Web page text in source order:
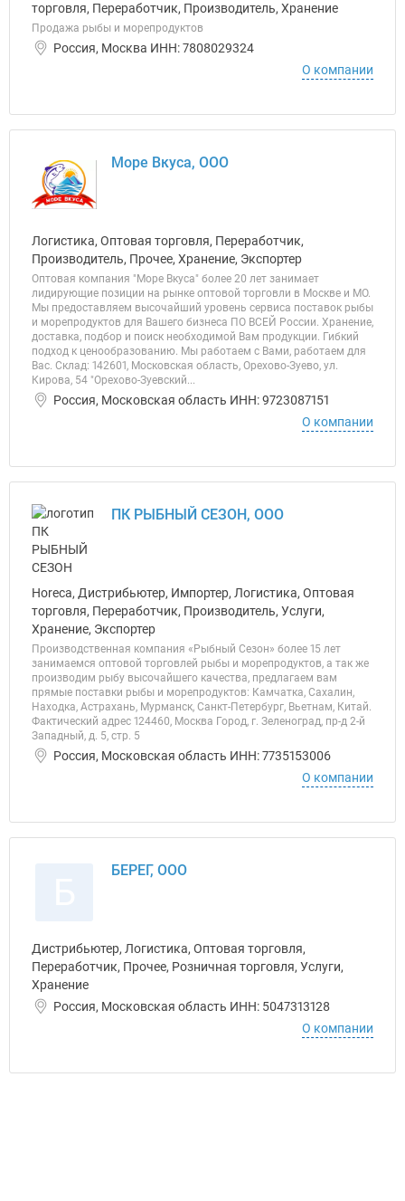
торговля, Переработчик, Производитель, Хранение
Продажа рыбы и морепродуктов
Россия, Москва ИНН: 7808029324
О компании
Море Вкуса, ООО
Логистика, Оптовая торговля, Переработчик,
Производитель, Прочее, Хранение, Экспортер
Оптовая компания "Море Вкуса" более 20 лет занимает
лидирующие позиции на рынке оптовой торговли в Москве и МО.
Мы предоставляем высочайший уровень сервиса поставок рыбы
и морепродуктов для Вашего бизнеса ПО ВСЕЙ России. Хранение,
доставка, подбор и поиск необходимой Вам продукции. Гибкий
подход к ценообразованию. Мы работаем с Вами, работаем для
Вас. Склад: 142601, Московская область, Орехово-Зуево, ул.
Кирова, 54 "Орехово-Зуевский...
Россия, Московская область ИНН: 9723087151
О компании
ПК РЫБНЫЙ СЕЗОН, ООО
Horeca, Дистрибьютер, Импортер, Логистика, Оптовая
торговля, Переработчик, Производитель, Услуги,
Хранение, Экспортер
Производственная компания «Рыбный Сезон» более 15 лет
занимаемся оптовой торговлей рыбы и морепродуктов, а так же
производим рыбу высочайшего качества, предлагаем вам
прямые поставки рыбы и морепродуктов: Камчатка, Сахалин,
Находка, Астрахань, Мурманск, Санкт-Петербург, Вьетнам, Китай.
Фактический адрес 124460, Москва Город, г. Зеленоград, пр-д 2-й
Западный, д. 5, стр. 5
Россия, Московская область ИНН: 7735153006
О компании
БЕРЕГ, ООО
Дистрибьютер, Логистика, Оптовая торговля,
Переработчик, Прочее, Розничная торговля, Услуги,
Хранение
Россия, Московская область ИНН: 5047313128
О компании